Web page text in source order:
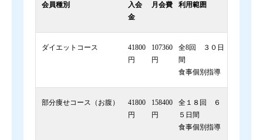
会員種別
入会
金
月会費 利用範囲
ダイエットコース
41800
円
107360
円
全8回 ３０日
間
食事個別指導
部分痩せコース（お腹）
41800
円
158400
円
全１８回 ６
５日間
食事個別指導